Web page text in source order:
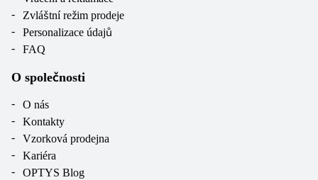
Zvláštní režim prodeje
Personalizace údajů
FAQ
O společnosti
O nás
Kontakty
Vzorková prodejna
Kariéra
OPTYS Blog